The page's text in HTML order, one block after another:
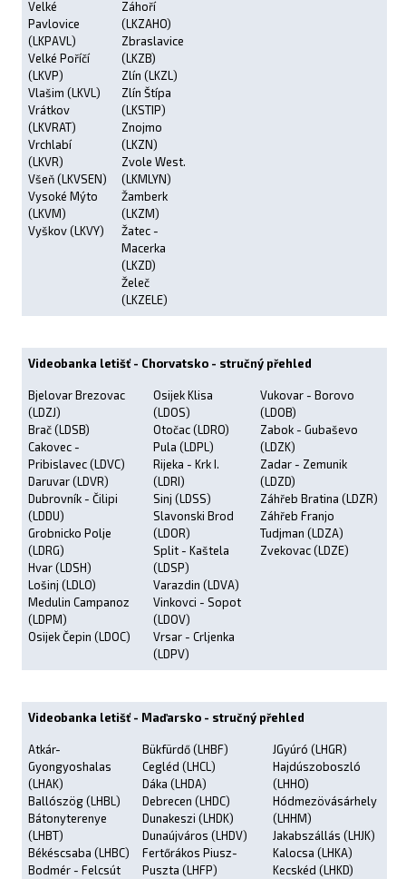
Velké
Pavlovice
(LKPAVL)
Velké Poříčí
(LKVP)
Vlašim (LKVL)
Vrátkov
(LKVRAT)
Vrchlabí
(LKVR)
Všeň (LKVSEN)
Vysoké Mýto
(LKVM)
Vyškov (LKVY)
Záhoří
(LKZAHO)
Zbraslavice
(LKZB)
Zlín (LKZL)
Zlín Štípa
(LKSTIP)
Znojmo
(LKZN)
Zvole West.
(LKMLYN)
Žamberk
(LKZM)
Žatec -
Macerka
(LKZD)
Želeč
(LKZELE)
Videobanka letišť - Chorvatsko - stručný přehled
Bjelovar Brezovac
(LDZJ)
Brač (LDSB)
Cakovec -
Pribislavec (LDVC)
Daruvar (LDVR)
Dubrovník - Čilipi
(LDDU)
Grobnicko Polje
(LDRG)
Hvar (LDSH)
Lošinj (LDLO)
Medulin Campanoz
(LDPM)
Osijek Čepin (LDOC)
Osijek Klisa
(LDOS)
Otočac (LDRO)
Pula (LDPL)
Rijeka - Krk I.
(LDRI)
Sinj (LDSS)
Slavonski Brod
(LDOR)
Split - Kaštela
(LDSP)
Varazdin (LDVA)
Vinkovci - Sopot
(LDOV)
Vrsar - Crljenka
(LDPV)
Vukovar - Borovo
(LDOB)
Zabok - Gubaševo
(LDZK)
Zadar - Zemunik
(LDZD)
Záhřeb Bratina (LDZR)
Záhřeb Franjo
Tudjman (LDZA)
Zvekovac (LDZE)
Videobanka letišť - Maďarsko - stručný přehled
Atkár-
Gyongyoshalas
(LHAK)
Ballószög (LHBL)
Bátonyterenye
(LHBT)
Békéscsaba (LHBC)
Bodmér - Felcsút
Bükfürdő (LHBF)
Cegléd (LHCL)
Dáka (LHDA)
Debrecen (LHDC)
Dunakeszi (LHDK)
Dunaújváros (LHDV)
Fertőrákos Piusz-
Puszta (LHFP)
JGyúró (LHGR)
Hajdúszoboszló
(LHHO)
Hódmezövásárhely
(LHHM)
Jakabszállás (LHJK)
Kalocsa (LHKA)
Kecskéd (LHKD)